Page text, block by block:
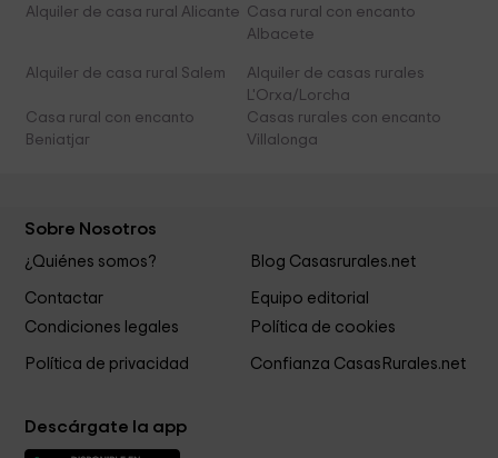
Alquiler de casa rural Alicante Casa rural con encanto
Albacete
Alquiler de casa rural Salem
Alquiler de casas rurales
L'Orxa/Lorcha
Casa rural con encanto
Beniatjar
Casas rurales con encanto
Villalonga
Sobre Nosotros
¿Quiénes somos? Blog Casasrurales.net
Contactar
Equipo editorial
Condiciones legales
Política de cookies
Política de privacidad Confianza CasasRurales.net
Descárgate la app